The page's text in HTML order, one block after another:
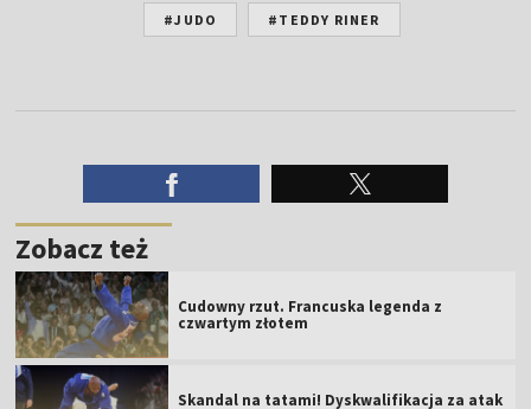
#JUDO #TEDDY RINER
Zobacz też
Cudowny rzut. Francuska legenda z
czwartym złotem
Skandal na tatami! Dyskwalifikacja za atak